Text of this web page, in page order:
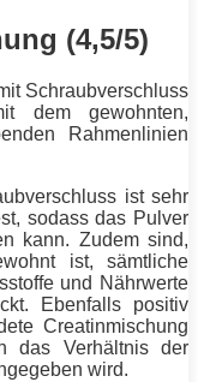
(4,5/5)
Schraubverschluss
dem gewohnten,
Rahmenlinien
ist sehr
sodass das Pulver
kann. Zudem sind,
ist, sämtliche
und Nährwerte
Ebenfalls positiv
Creatinmischung
das Verhältnis der
wird.